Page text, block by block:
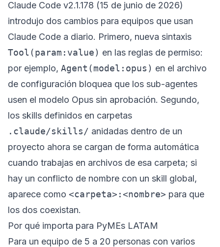
Claude Code v2.1.178 (15 de junio de 2026)
introdujo dos cambios para equipos que usan
Claude Code a diario. Primero, nueva sintaxis
Tool(param:value) en las reglas de permiso:
por ejemplo, Agent(model:opus) en el archivo
de configuración bloquea que los sub-agentes
usen el modelo Opus sin aprobación. Segundo,
los skills definidos en carpetas
.claude/skills/ anidadas dentro de un
proyecto ahora se cargan de forma automática
cuando trabajas en archivos de esa carpeta; si
hay un conflicto de nombre con un skill global,
aparece como <carpeta>:<nombre> para que
los dos coexistan.
Por qué importa para PyMEs LATAM
Para un equipo de 5 a 20 personas con varios